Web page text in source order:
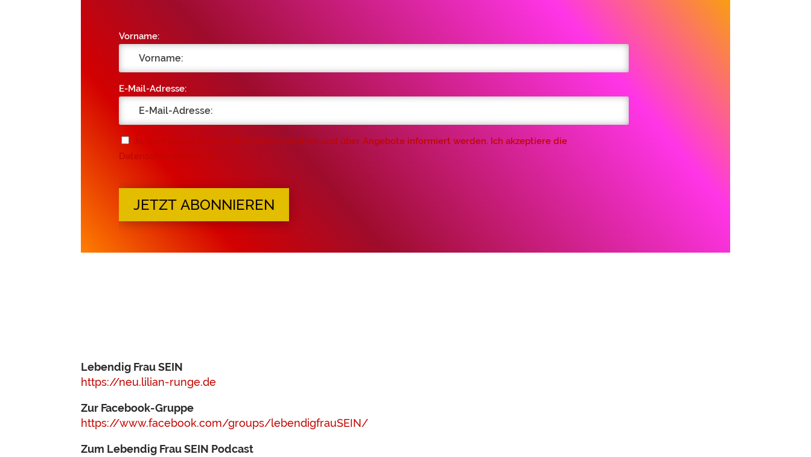
Vorname:
E-Mail-Adresse:
Ja, ich möchte Deinen Newsletter erhalten und über Angebote informiert werden. Ich akzeptiere die
Datenschutzerklärung.
JETZT ABONNIEREN
Lebendig Frau SEIN
https://neu.lilian-runge.de
Zur Facebook-Gruppe
https://www.facebook.com/groups/lebendigfrauSEIN/
Zum Lebendig Frau SEIN Podcast